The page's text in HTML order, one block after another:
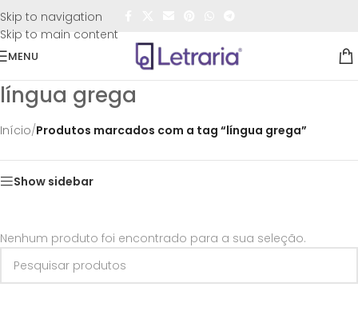
Skip to navigation
Skip to main content
FRETE GRÁTIS
MENU
língua grega
Início/Produtos marcados com a tag “língua grega”
Show sidebar
Nenhum produto foi encontrado para a sua seleção.